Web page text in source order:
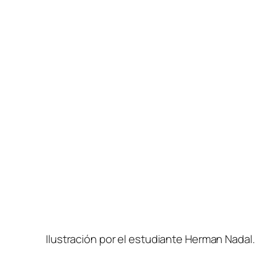
Ilustración por el estudiante Herman Nadal.